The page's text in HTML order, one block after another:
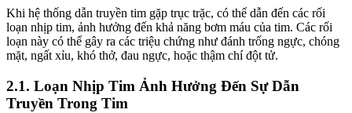
Khi hệ thống dẫn truyền tim gặp trục trặc, có thể dẫn đến các rối
loạn nhịp tim, ảnh hưởng đến khả năng bơm máu của tim. Các rối
loạn này có thể gây ra các triệu chứng như đánh trống ngực, chóng
mặt, ngất xỉu, khó thở, đau ngực, hoặc thậm chí đột tử.
2.1. Loạn Nhịp Tim Ảnh Hưởng Đến Sự Dẫn
Truyền Trong Tim